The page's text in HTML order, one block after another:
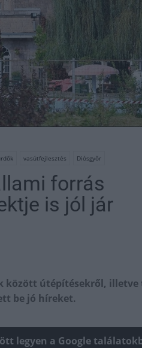
vasútfejlesztés Diósgyőr
forrás
is jól jár
között útépítésekről, illetve
be jó híreket.
legyen a Google